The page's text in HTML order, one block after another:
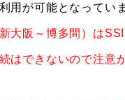
用が可能となってい
大阪～博多間）は
はできないので注意